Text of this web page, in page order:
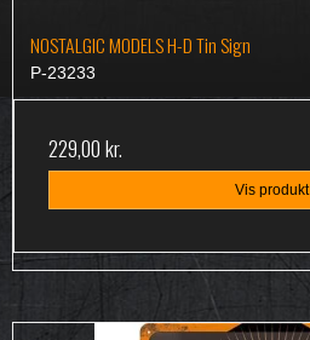
NOSTALGIC MODELS H-D Tin Sign
P-23233
229,00 kr.
Vis produkt